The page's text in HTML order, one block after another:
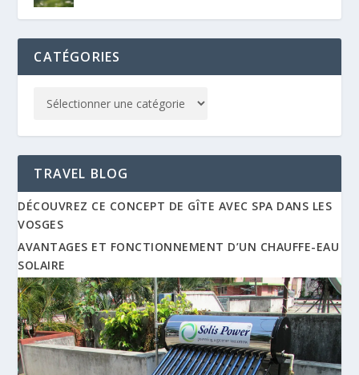
CATÉGORIES
TRAVEL BLOG
DÉCOUVREZ CE CONCEPT DE GÎTE AVEC SPA DANS LES
VOSGES
AVANTAGES ET FONCTIONNEMENT D’UN CHAUFFE-EAU
SOLAIRE